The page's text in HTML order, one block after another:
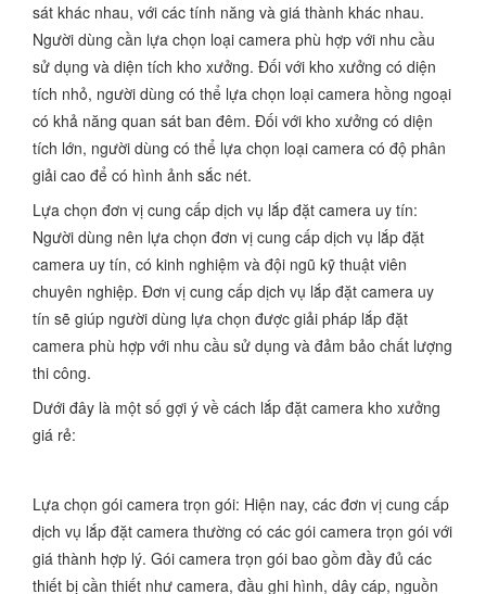
sát khác nhau, với các tính năng và giá thành khác nhau.
Người dùng cần lựa chọn loại camera phù hợp với nhu cầu
sử dụng và diện tích kho xưởng. Đối với kho xưởng có diện
tích nhỏ, người dùng có thể lựa chọn loại camera hồng ngoại
có khả năng quan sát ban đêm. Đối với kho xưởng có diện
tích lớn, người dùng có thể lựa chọn loại camera có độ phân
giải cao để có hình ảnh sắc nét.
Lựa chọn đơn vị cung cấp dịch vụ lắp đặt camera uy tín:
Người dùng nên lựa chọn đơn vị cung cấp dịch vụ lắp đặt
camera uy tín, có kinh nghiệm và đội ngũ kỹ thuật viên
chuyên nghiệp. Đơn vị cung cấp dịch vụ lắp đặt camera uy
tín sẽ giúp người dùng lựa chọn được giải pháp lắp đặt
camera phù hợp với nhu cầu sử dụng và đảm bảo chất lượng
thi công.
Dưới đây là một số gợi ý về cách lắp đặt camera kho xưởng
giá rẻ:
Lựa chọn gói camera trọn gói: Hiện nay, các đơn vị cung cấp
dịch vụ lắp đặt camera thường có các gói camera trọn gói với
giá thành hợp lý. Gói camera trọn gói bao gồm đầy đủ các
thiết bị cần thiết như camera, đầu ghi hình, dây cáp, nguồn